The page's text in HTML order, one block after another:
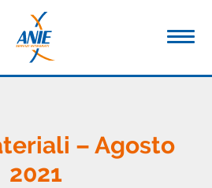
– Agosto
2021